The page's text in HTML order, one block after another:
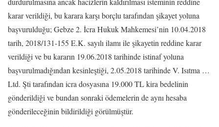
karar verildiği, bu karara karşı borçlu tarafından şikayet yoluna
başvurulduğu; Gebze 2. İcra Hukuk Mahkemesi’nin 10.04.2018
tarih, 2018/131-155 E.K. sayılı ilamı ile şikayetin reddine karar
verildiği ve bu kararın 19.06.2018 tarihinde istinaf yoluna
başvurulmadığından kesinleştiği, 2.05.2018 tarihinde V. Isıtma …
Ltd. Şti tarafından icra dosyasına 19.000 TL kira bedelinin
gönderildiği ve bundan sonraki ödemelerin de aynı hesaba
gönderileceğinin bildirildiği görülmüştür.